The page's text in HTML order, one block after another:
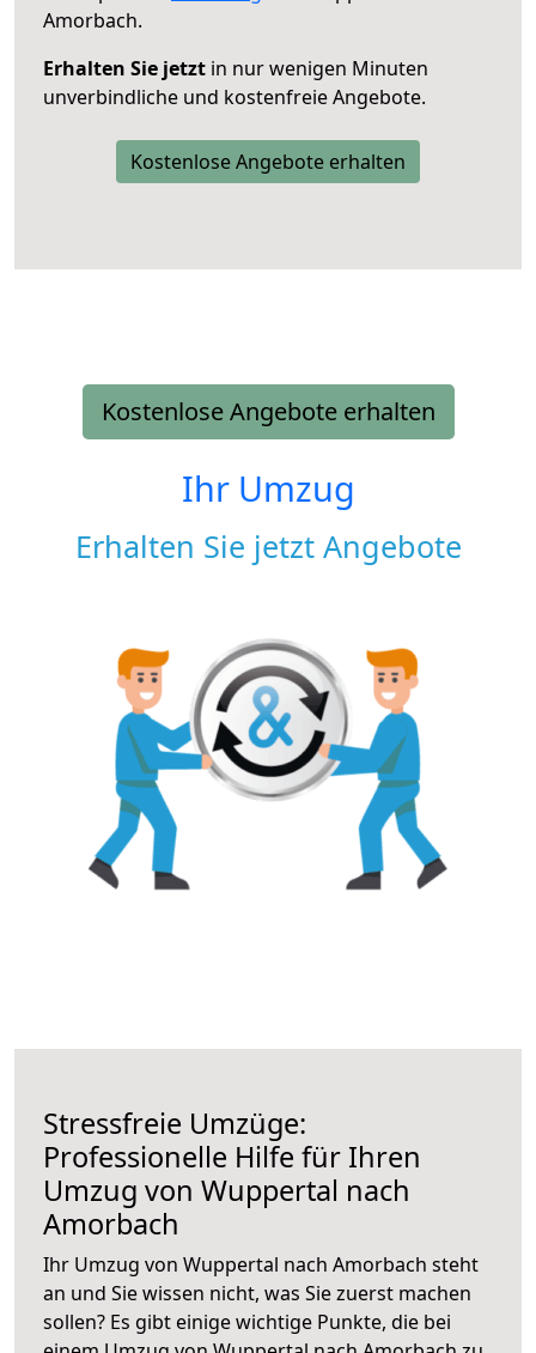
Amorbach.
Erhalten Sie jetzt in nur wenigen Minuten
unverbindliche und kostenfreie Angebote.
Kostenlose Angebote erhalten
Kostenlose Angebote erhalten
Ihr Umzug
Erhalten Sie jetzt Angebote
Stressfreie Umzüge:
Professionelle Hilfe für Ihren
Umzug von Wuppertal nach
Amorbach
Ihr Umzug von Wuppertal nach Amorbach steht
an und Sie wissen nicht, was Sie zuerst machen
sollen? Es gibt einige wichtige Punkte, die bei